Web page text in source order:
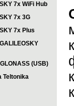
7x WiFi Hub
7x 3G
7x Plus
(USB)
Teltonika